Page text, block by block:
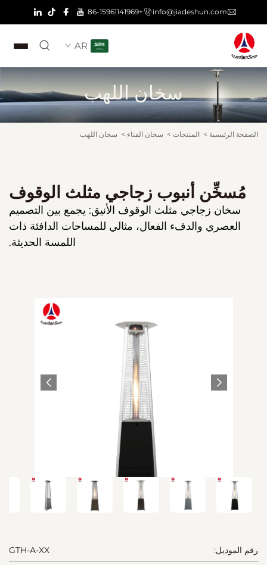
info@jiadeshun.com
+86-15961141969
AR
سخان اللهب
الصفحة الرئيسية > المنتجات > سخان الفناء > سخان اللهب
مُسخِّن أنبوب زجاجي مثلث الوقوف
سخان زجاجي مثلث الوقوف الأنيق: يجمع بين التصميم
العصري والدفء الفعال، مثالي للمساحات الدافئة ذات
اللمسة الحديثة.
رقم الموديل: GTH-A-XX